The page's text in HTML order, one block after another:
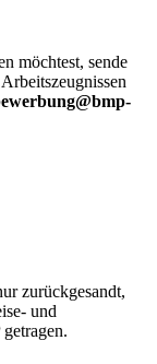
möchtest, sende
zurückgesandt,
und